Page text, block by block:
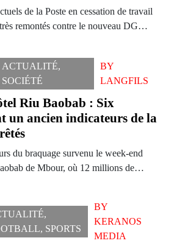
de la Poste en cessation de travail
remontés contre le nouveau DG…
ACTUALITÉ,
SOCIÉTÉ
BY
LANGFILS
Riu Baobab : Six
un ancien indicateurs de la
du braquage survenu le week-end
de Mbour, où 12 millions de…
,
, SPORTS
BY
KERANOS
MEDIA